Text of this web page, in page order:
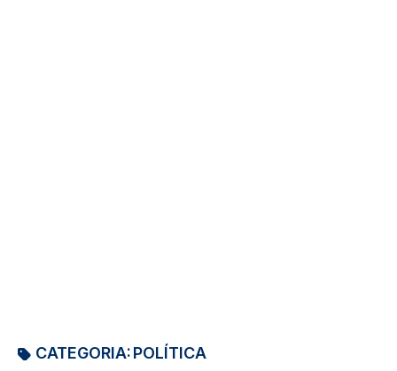
CATEGORIA:POLÍTICA